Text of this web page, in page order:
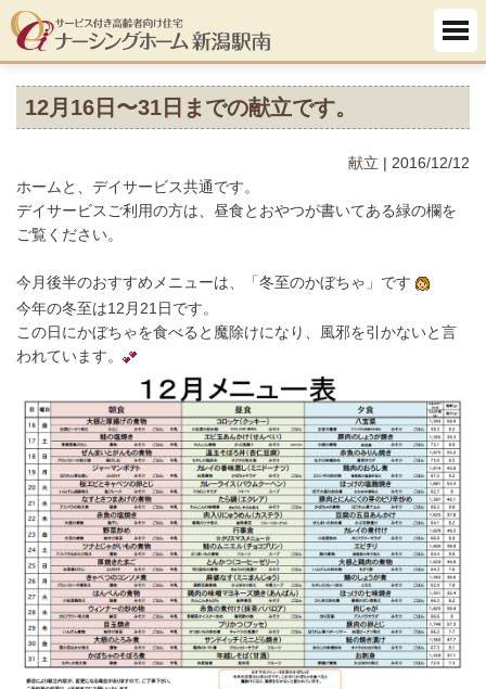
12月16日〜31日までの献立です。
献立 | 2016/12/12
ホームと、デイサービス共通です。
デイサービスご利用の方は、昼食とおやつが書いてある緑の欄を
ご覧ください。
今月後半のおすすめメニューは、「冬至のかぼちゃ」です
今年の冬至は12月21日です。
この日にかぼちゃを食べると魔除けになり、風邪を引かないと言
われています。